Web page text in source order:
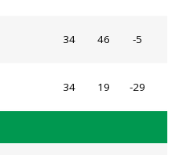
34 46 -5
34 19 -29